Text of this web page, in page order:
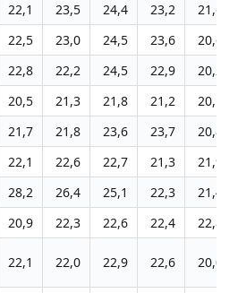
22,1 23,5 24,4 23,2
21,6
22,5 23,0 24,5 23,6
20,6
22,8 22,2 24,5 22,9
20,2
20,5 21,3 21,8 21,2
20,1
21,7 21,8 23,6 23,7
20,8
22,1 22,6 22,7 21,3
21,9
28,2 26,4 25,1 22,3
21,4
20,9 22,3 22,6 22,4
22,8
22,1 22,0 22,9 22,6 20,0